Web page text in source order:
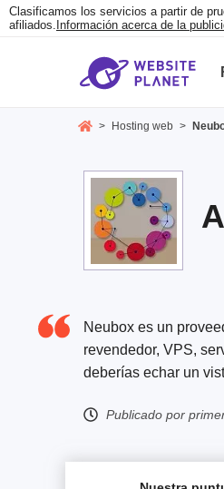
Clasificamos los servicios a partir de
afiliados. Información acerca de la
> Hosting web >
Neubox es un
revendedor, VPS,
deberías echar un
Publicado por